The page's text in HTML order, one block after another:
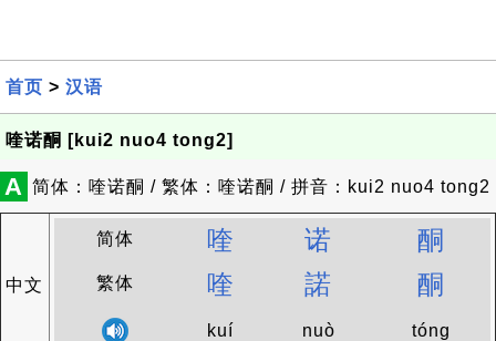
首页 > 汉语
喹诺酮 [kui2 nuo4 tong2]
A 简体：喹诺酮 / 繁体：喹诺酮 / 拼音：kui2 nuo4 tong2
中文
简体 喹 诺 酮
繁体 喹 諾 酮
kuí nuò tóng